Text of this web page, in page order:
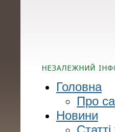
Головна
Про
Новини